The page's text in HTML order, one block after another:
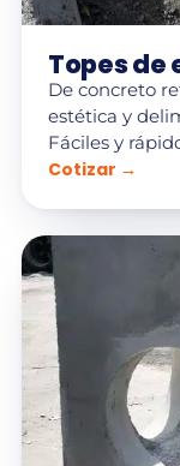
Topes
De concreto
estética y
Fáciles y
Cotizar →